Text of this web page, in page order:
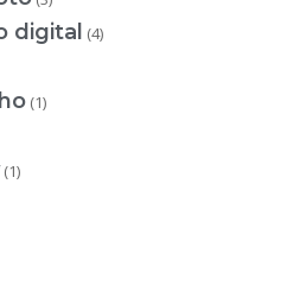
digital (4)
(1)
(1)